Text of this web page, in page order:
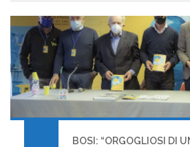
BOSI: “ORGOGLIOSI DI